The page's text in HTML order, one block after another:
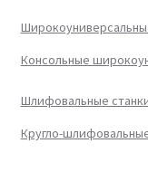
Консольные
Шлифовальные
Кругло-